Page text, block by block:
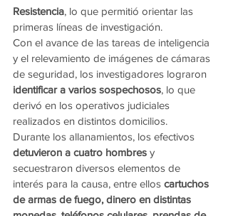
Resistencia, lo que permitió orientar las
primeras líneas de investigación.
Con el avance de las tareas de inteligencia
y el relevamiento de imágenes de cámaras
de seguridad, los investigadores lograron
identificar a varios sospechosos, lo que
derivó en los operativos judiciales
realizados en distintos domicilios.
Durante los allanamientos, los efectivos
detuvieron a cuatro hombres y
secuestraron diversos elementos de
interés para la causa, entre ellos cartuchos
de armas de fuego, dinero en distintas